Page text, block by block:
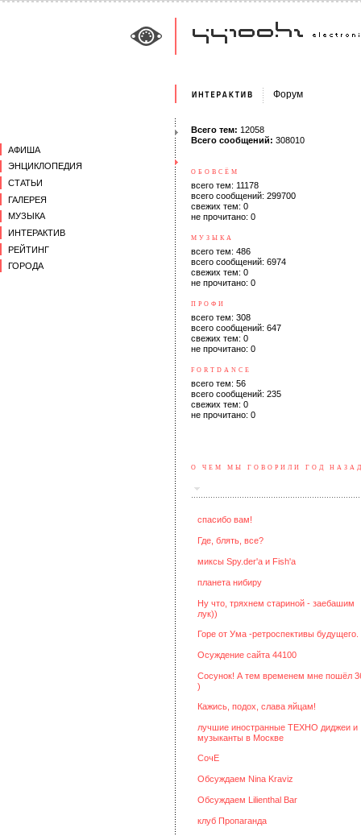
АФИША
ЭНЦИКЛОПЕДИЯ
СТАТЬИ
ГАЛЕРЕЯ
МУЗЫКА
ИНТЕРАКТИВ
РЕЙТИНГ
ГОРОДА
Форум
Всего тем: 12058
Всего сообщений: 308010
ОБОВСЁМ
всего тем: 11178
всего сообщений: 299700
свежих тем: 0
не прочитано: 0
МУЗЫКА
всего тем: 486
всего сообщений: 6974
свежих тем: 0
не прочитано: 0
ПРОФИ
всего тем: 308
всего сообщений: 647
свежих тем: 0
не прочитано: 0
FORTDANCE
всего тем: 56
всего сообщений: 235
свежих тем: 0
не прочитано: 0
О ЧЕМ МЫ ГОВОРИЛИ ГОД
спасибо вам!
Где, блять, все?
миксы Spy.der'a и Fish'a
планета нибиру
Ну что, тряхнем стариной - заебашим
лук))
Горе от Ума -ретроспективы будущего.
Осуждение сайта 44100
Сосунок! А тем временем мне пошёл
)
Кажись, подох, слава яйцам!
лучшие иностранные ТЕХНО диджеи и
музыканты в Москве
СочЕ
Обсуждаем Nina Kraviz
Обсуждаем Lilienthal Bar
клуб Пропаганда